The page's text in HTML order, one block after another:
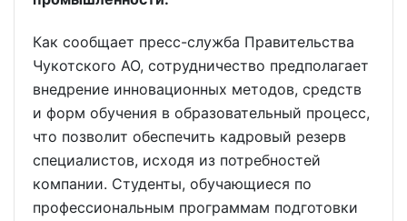
Как сообщает пресс-служба Правительства
Чукотского АО, сотрудничество предполагает
внедрение инновационных методов, средств
и форм обучения в образовательный процесс,
что позволит обеспечить кадровый резерв
специалистов, исходя из потребностей
компании. Студенты, обучающиеся по
профессиональным программам подготовки